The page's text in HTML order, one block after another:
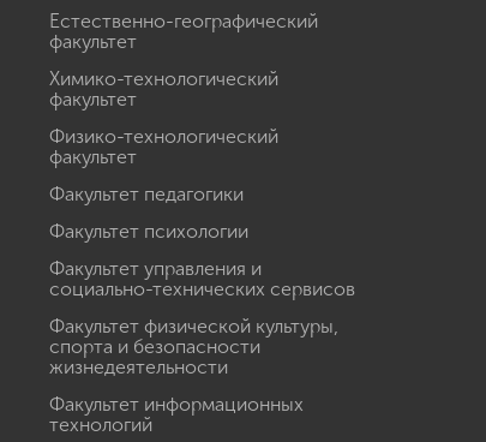
Естественно-географический
факультет
Химико-технологический
факультет
Физико-технологический
факультет
Факультет педагогики
Факультет психологии
Факультет управления и
социально-технических сервисов
Факультет физической культуры,
спорта и безопасности
жизнедеятельности
Факультет информационных
технологий